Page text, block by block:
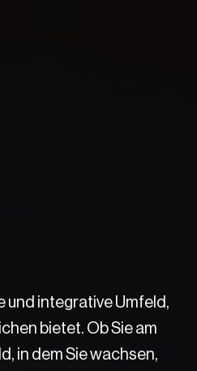
und integrative Umfeld,
bietet. Ob Sie am
in dem Sie wachsen,